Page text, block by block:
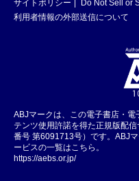
サイトポリシー
Do Not Sell or
利用者情報の外部送信について
ABJマークは、この電子書店・
テンツ使用許諾を得た正規版配
番号 第6091713号）です。ABJ
ービスの一覧はこちら。
https://aebs.or.jp/